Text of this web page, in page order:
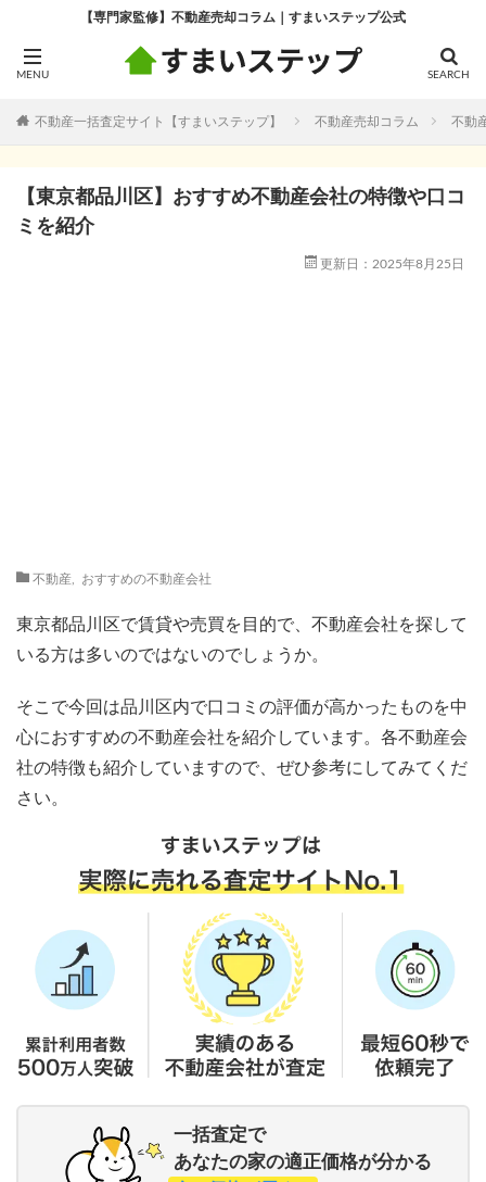
【専門家監修】不動産売却コラム｜すまいステップ公式
不動産一括査定サイト【すまいステップ】 不動産売却コラム 不動
【東京都品川区】おすすめ不動産会社の特徴や口コ
ミを紹介
更新日：2025年8月25日
不動産, おすすめの不動産会社
東京都品川区で賃貸や売買を目的で、不動産会社を探して
いる方は多いのではないのでしょうか。
そこで今回は品川区内で口コミの評価が高かったものを中
心におすすめの不動産会社を紹介しています。各不動産会
社の特徴も紹介していますので、ぜひ参考にしてみてくだ
さい。
一括査定で
あなたの家の適正価格が分かる